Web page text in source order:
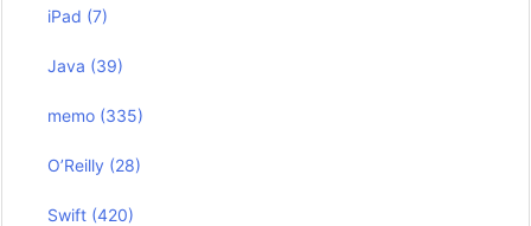
iPad (7)
Java (39)
memo (335)
O’Reilly (28)
Swift (420)